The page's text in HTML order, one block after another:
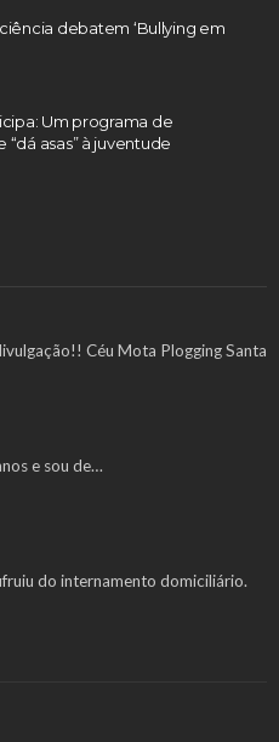
debatem ‘Bullying em
Um programa de
asas” à juventude
Céu Mota Plogging Santa
e sou de…
do internamento domiciliário.